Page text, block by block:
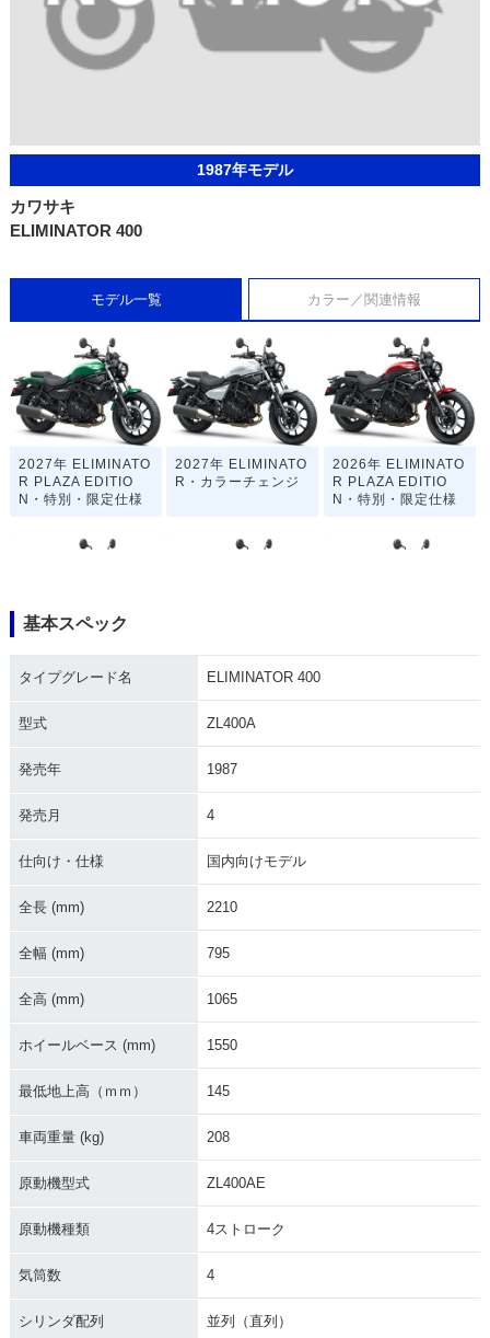
1987年モデル
カワサキ
ELIMINATOR 400
モデル一覧 カラー／関連情報
2027年 ELIMINATO
R PLAZA EDITIO
N・特別・限定仕様
2027年 ELIMINATO
R・カラーチェンジ
2026年 ELIMINATO
R PLAZA EDITIO
N・特別・限定仕様
R・カラーチェンジ
R・カラーチェンジ
2025年 ELIMINATO
2024年 ELIMINATO
1994年 ELIMINATO
1993年 ELIMINATO
1986年 ELIMINATO
基本スペック
タイプグレード名 ELIMINATOR 400
型式 ZL400A
発売年 1987
発売月 4
仕向け・仕様 国内向けモデル
全長 (mm) 2210
全幅 (mm) 795
全高 (mm) 1065
ホイールベース (mm) 1550
最低地上高（ｍｍ） 145
車両重量 (kg) 208
原動機型式 ZL400AE
原動機種類 4ストローク
気筒数 4
シリンダ配列 並列（直列）